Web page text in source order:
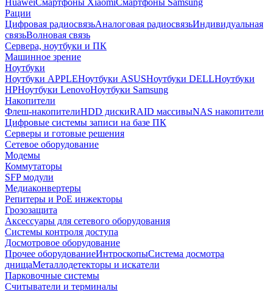
HuaweiСмартфоны XiaomiСмартфоны Samsung
Рации
Цифровая радиосвязьАналоговая радиосвязьИндивидуальная
связьВолновая связь
Сервера, ноутбуки и ПК
Машинное зрение
Ноутбуки
Ноутбуки APPLEНоутбуки ASUSНоутбуки DELLНоутбуки
HPНоутбуки LenovoНоутбуки Samsung
Накопители
Флеш-накопителиHDD дискиRAID массивыNAS накопители
Цифровые системы записи на базе ПК
Серверы и готовые решения
Сетевое оборудование
Модемы
Коммутаторы
SFP модули
Медиаконвертеры
Репитеры и PoE инжекторы
Грозозащита
Аксессуары для сетевого оборудования
Системы контроля доступа
Досмотровое оборудование
Прочее оборудованиеИнтроскопыСистема досмотра
днищаМеталлодетекторы и искатели
Парковочные системы
Считыватели и терминалы